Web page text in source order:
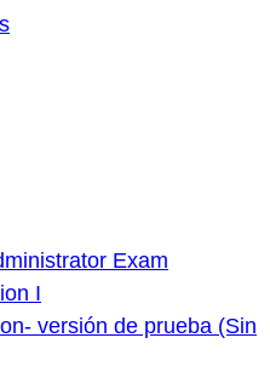
Exam
I
versión de prueba (Sin